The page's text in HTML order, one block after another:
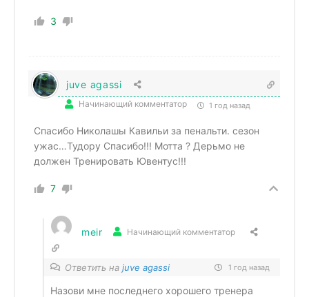
3
juve agassi
Начинающий комментатор 1 год назад
Спасибо Николашы Кавильи за пенальти. сезон
ужас…Тудору Спасибо!!! Мотта ? Дерьмо не
должен Тренировать Ювентус!!!
7
meir Начинающий комментатор
Ответить на juve agassi 1 год назад
Назови мне последнего хорошего тренера